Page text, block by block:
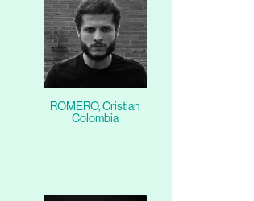
ROMERO, Cristian
Colombia